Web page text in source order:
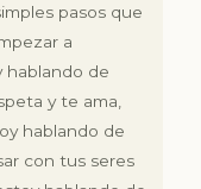
pasos que
a
hablando de
y te ama,
hablando de
con tus seres